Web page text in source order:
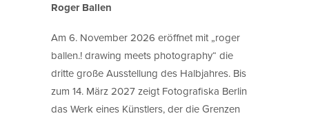
Roger Ballen
Am 6. November 2026 eröffnet mit „roger
ballen.! drawing meets photography“ die
dritte große Ausstellung des Halbjahres. Bis
zum 14. März 2027 zeigt Fotografiska Berlin
das Werk eines Künstlers, der die Grenzen